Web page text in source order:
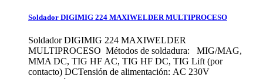
Soldador DIGIMIG 224 MAXIWELDER MULTIPROCESO
Soldador DIGIMIG 224 MAXIWELDER
MULTIPROCESO Métodos de soldadura: MIG/MAG,
MMA DC, TIG HF AC, TIG HF DC, TIG Lift (por
contacto) DCTensión de alimentación: AC 230V